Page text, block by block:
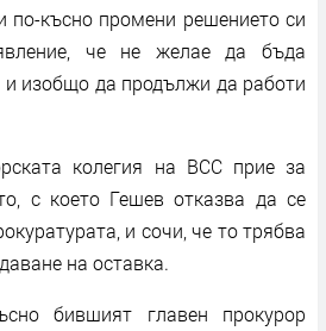
по-късно промени решението си
че не желае да бъда
изобщо да продължи да работи
колегия на ВСС прие за
с което Гешев отказва да се
и сочи, че то трябва
на оставка.
бившият главен прокурор